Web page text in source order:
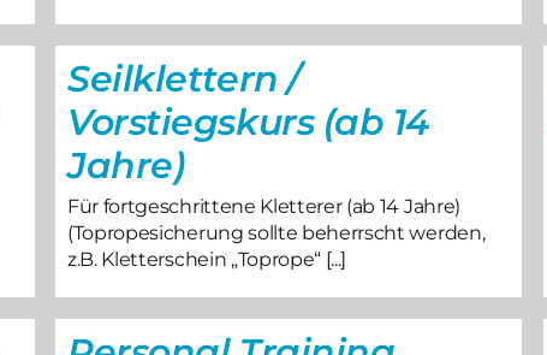
Seilklettern /
Vorstiegskurs (ab 14
Jahre)
Für fortgeschrittene Kletterer (ab 14 Jahre)
(Topropesicherung sollte beherrscht werden,
z.B. Kletterschein „Toprope“ [...]